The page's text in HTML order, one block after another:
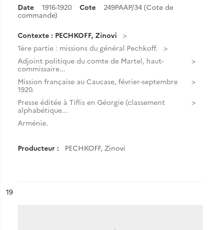
Date 1916-1920 Cote
249PAAP/34 (Cote de
commande)
Contexte : PECHKOFF, Zinovi
1ère partie : missions du général Pechkoff.
Adjoint politique du comte de Martel, haut-
commissaire...
Mission française au Caucase, février-septembre
1920.
Presse éditée à Tiflis en Géorgie (classement
alphabétique...
Arménie.
Producteur : PECHKOFF, Zinovi
n°
19